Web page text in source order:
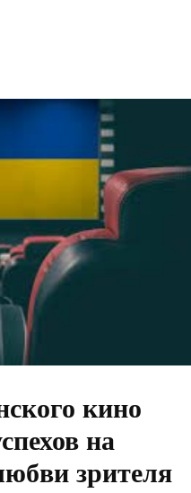
кино
на
зрителя